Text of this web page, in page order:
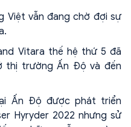
Việt vẫn đang chờ đợi sự
Vitara thế hệ thứ 5 đã
thị trường Ấn Độ và đến
Ấn Độ được phát triển
Hyryder 2022 nhưng sử